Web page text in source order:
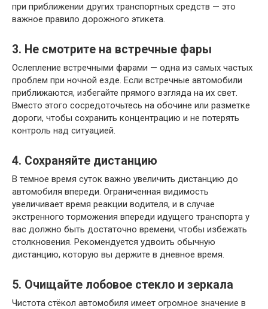
при приближении других транспортных средств — это
важное правило дорожного этикета.
3. Не смотрите на встречные фары
Ослепление встречными фарами — одна из самых частых
проблем при ночной езде. Если встречные автомобили
приближаются, избегайте прямого взгляда на их свет.
Вместо этого сосредоточьтесь на обочине или разметке
дороги, чтобы сохранить концентрацию и не потерять
контроль над ситуацией.
4. Сохраняйте дистанцию
В темное время суток важно увеличить дистанцию до
автомобиля впереди. Ограниченная видимость
увеличивает время реакции водителя, и в случае
экстренного торможения впереди идущего транспорта у
вас должно быть достаточно времени, чтобы избежать
столкновения. Рекомендуется удвоить обычную
дистанцию, которую вы держите в дневное время.
5. Очищайте лобовое стекло и зеркала
Чистота стёкол автомобиля имеет огромное значение в